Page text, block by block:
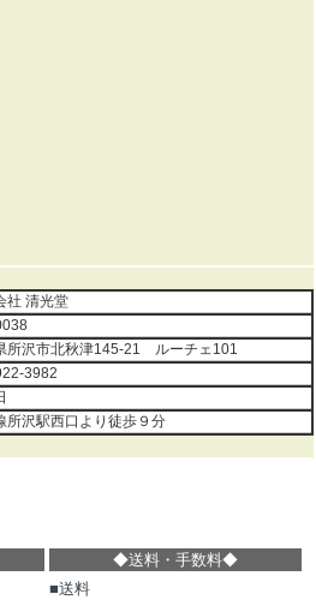
社 清光堂
所沢市北秋津145-21 ルーチェ101
3982
沢駅西口より徒歩９分
◆送料・手数料◆
■送料